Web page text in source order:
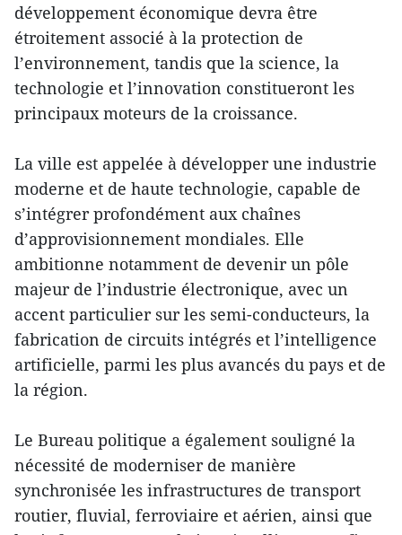
développement économique devra être
étroitement associé à la protection de
l’environnement, tandis que la science, la
technologie et l’innovation constitueront les
principaux moteurs de la croissance.
La ville est appelée à développer une industrie
moderne et de haute technologie, capable de
s’intégrer profondément aux chaînes
d’approvisionnement mondiales. Elle
ambitionne notamment de devenir un pôle
majeur de l’industrie électronique, avec un
accent particulier sur les semi-conducteurs, la
fabrication de circuits intégrés et l’intelligence
artificielle, parmi les plus avancés du pays et de
la région.
Le Bureau politique a également souligné la
nécessité de moderniser de manière
synchronisée les infrastructures de transport
routier, fluvial, ferroviaire et aérien, ainsi que